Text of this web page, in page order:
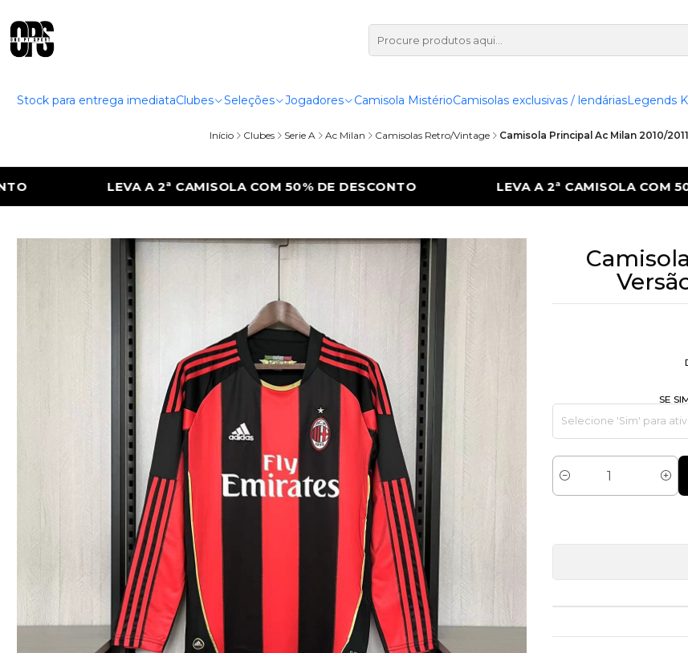
Stock para entrega imediataClubes Seleções Jogadores Camisola MistérioCamisolas exclusivas / lendáriasLegends
Início Clubes Serie A Ac Milan Camisolas Retro/Vintage Camisola Principal Ac Milan 2010/
50% DE DESCONTO LEVA A 2ª CAMISOLA COM 50% DE DESCONTO LEVA A
SE
Quantidade